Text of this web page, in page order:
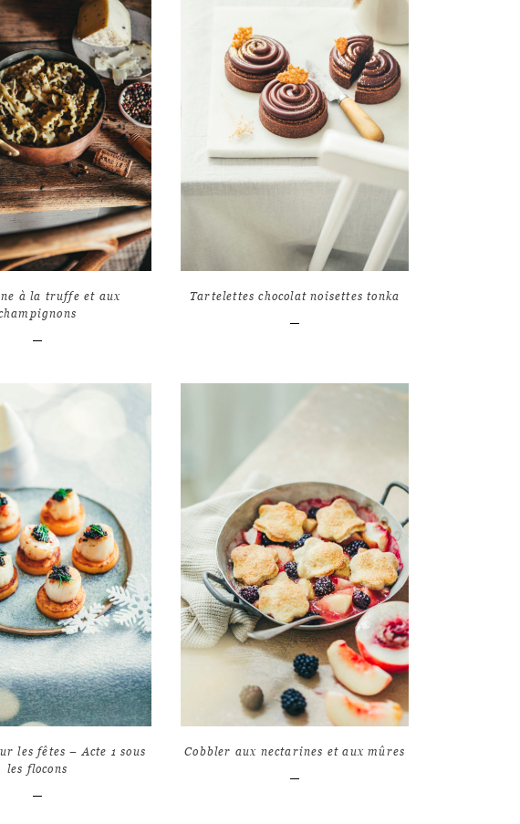
L'ARTICLE
10280
à la truffe et aux
LIRE L'ARTICLE
10576
Tartelettes chocolat noisettes tonka
L'ARTICLE
9407
les fêtes – Acte 1 sous
les flocons
LIRE L'ARTICLE
12 9448
Cobbler aux nectarines et aux mûres